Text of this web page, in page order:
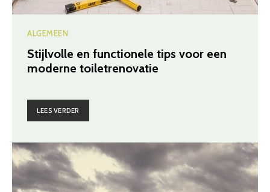
ALGEMEEN
Stijlvolle en functionele tips voor een
moderne toiletrenovatie
LEES VERDER